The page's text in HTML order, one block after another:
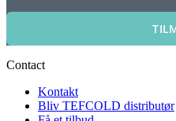
Contact
Kontakt
Bliv TEFCOLD distributør